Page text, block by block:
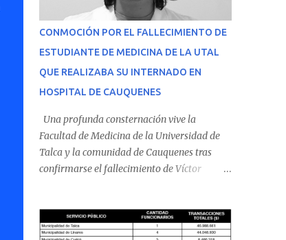
CONMOCIÓN POR EL FALLECIMIENTO DE
ESTUDIANTE DE MEDICINA DE LA UTAL
QUE REALIZABA SU INTERNADO EN
HOSPITAL DE CAUQUENES
Una profunda consternación vive la
Facultad de Medicina de la Universidad de
Talca y la comunidad de Cauquenes tras
confirmarse el fallecimiento de Víctor
Cauquenes. De acuerdo con los antecedentes
conocidos, el joven se presentó a cumplir su